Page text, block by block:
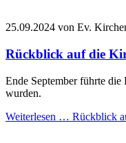
25.09.2024 von Ev.
Rückblick auf die
Ende September führte
wurden.
Weiterlesen … Rückblick